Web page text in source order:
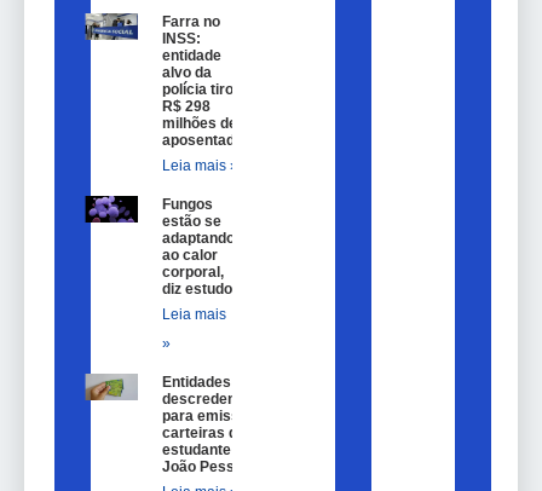
Farra no
INSS:
entidade
alvo da
polícia tirou
R$ 298
milhões de
aposentados
Leia mais »
Fungos
estão se
adaptando
ao calor
corporal,
diz estudo
Leia mais
»
Entidades são
descredenciadas
para emissão de
carteiras de
estudante em
João Pessoa